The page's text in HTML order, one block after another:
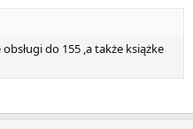
do 155 ,a także książke